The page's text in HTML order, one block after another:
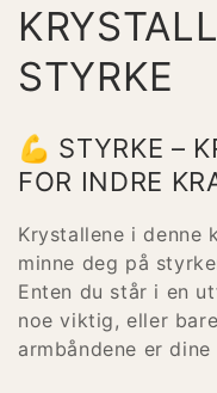
S
a
m
l
i
n
g
STYRKE
💪 STYRKE –
FOR INDRE
Krystallene i denne
minne deg på
Enten du står i en
noe viktig, eller
armbåndene er